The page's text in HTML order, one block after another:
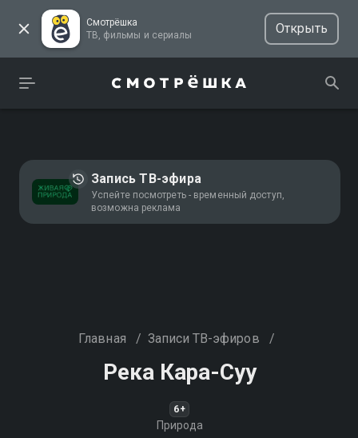
Смотрёшка
ТВ, фильмы и сериалы
Открыть
Запись ТВ-эфира
Успейте посмотреть - временный доступ,
возможна реклама
Главная / Записи ТВ-эфиров /
Река Кара-Суу
6+
Природа